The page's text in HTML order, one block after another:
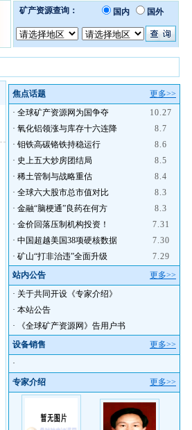
焦点话题
更多>>
· 全球矿产资源网为国争夺
10.27
· 氧化铝领涨与库存十六连降
8.7
· 钼铁高碳铬铁持稳运行
8.6
· 史上五大炒房团结局
8.5
· 稀土管制与战略重估
8.4
· 全球六大股市总市值对比
8.3
· 金融“脑梗通”良药在何方
8.3
· 金价回落压制机构投资！
7.31
· 中国超越美国38项硬核数据
7.30
· 矿山“打非治违”全面升级
7.29
站内公告
更多>>
· 关于共同开设《专家介绍》
· 本站公告
·
《全球矿产资源网》告用户书
设备销售
更多>>
·
专家介绍
更多>>